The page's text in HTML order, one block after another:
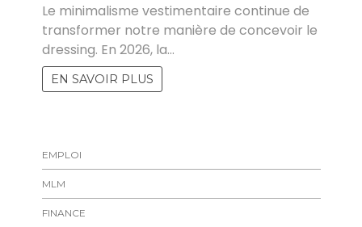
Le minimalisme vestimentaire continue de
transformer notre manière de concevoir le
dressing. En 2026, la…
EN SAVOIR PLUS
EMPLOI
MLM
FINANCE